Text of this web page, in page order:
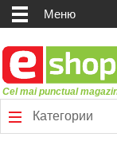
Меню
Cel mai punctual
Категории